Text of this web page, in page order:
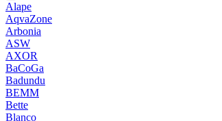
Alape
AqvaZone
Arbonia
ASW
AXOR
BaCoGa
Badundu
BEMM
Bette
Blanco